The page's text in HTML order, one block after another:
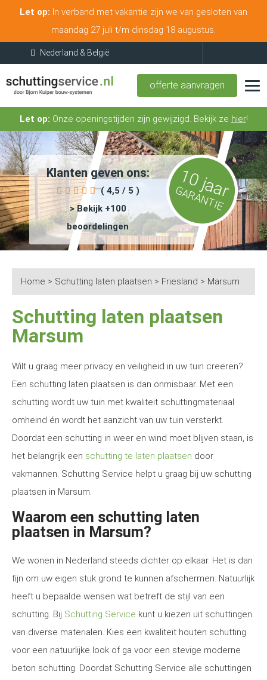
Let op: In verband met vakantie zijn we van gesloten van
maandag 27 juli t/m dinsdag 18 augustus.
offerte aanvragen
Let op: Onze openingstijden zijn gewijzigd. Bekijk ze hier!
Klanten geven ons:
( 4,5 / 5 )
> Bekijk +100
beoordelingen
10 jaar
GARANTIE
Home > Schutting laten plaatsen > Friesland > Marsum
Schutting laten plaatsen
Marsum
Wilt u graag meer privacy en veiligheid in uw tuin creëren?
Een schutting laten plaatsen is dan onmisbaar. Met een
schutting wordt uw tuin met kwaliteit schuttingmateriaal
omheind én wordt het aanzicht van uw tuin versterkt.
Doordat een schutting in weer en wind moet blijven staan, is
het belangrijk een schutting te laten plaatsen door
vakmannen. Schutting Service helpt u graag bij uw schutting
plaatsen in Marsum.
Waarom een schutting laten
plaatsen in Marsum?
We wonen in Nederland steeds dichter op elkaar. Het is dan
fijn om uw eigen stuk grond te kunnen afschermen. Natuurlijk
heeft u bepaalde wensen wat betreft de stijl van een
schutting. Bij Schutting Service kunt u kiezen uit schuttingen
van diverse materialen. Kies een kwaliteit houten schutting
voor een natuurlijke look of ga voor een stevige moderne
beton schutting. Doordat Schutting Service alle schuttingen